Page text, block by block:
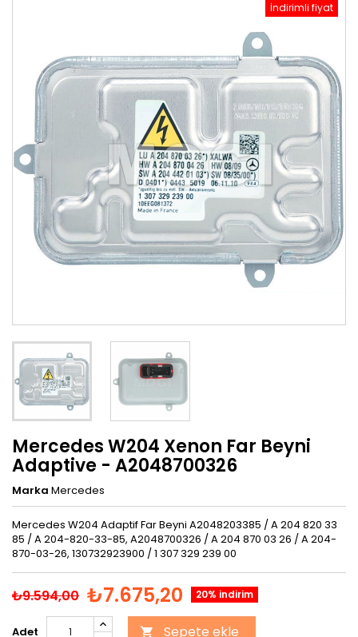
İndirimli fiyat
Mercedes W204 Xenon Far Beyni
Adaptive - A2048700326
Marka Mercedes
Mercedes W204 Adaptif Far Beyni A2048203385 / A 204 820 33
85 / A 204-820-33-85, A2048700326 / A 204 870 03 26 / A 204-
870-03-26, 130732923900 / 1 307 329 239 00
₺9.594,00 ₺7.675,20 20% indirim
Adet  Sepete ekle